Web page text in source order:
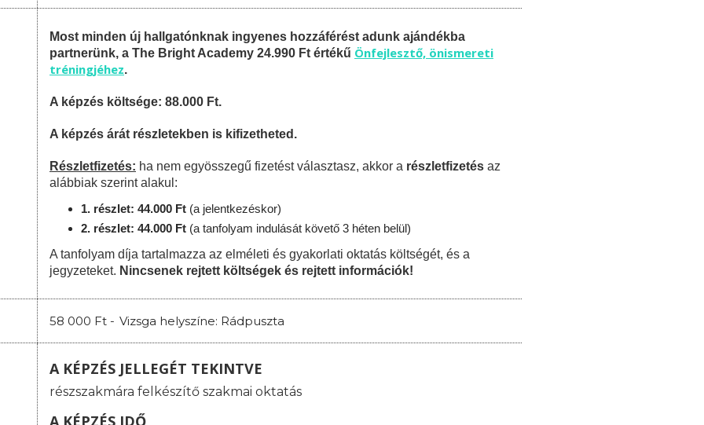
Most minden új hallgatónknak ingyenes hozzáférést adunk ajándékba
partnerünk, a The Bright Academy 24.990 Ft értékű Önfejlesztő, önismereti
tréningjéhez.
A képzés költsége: 88.000 Ft.
A képzés árát részletekben is kifizetheted.
Részletfizetés: ha nem egyösszegű fizetést választasz, akkor a részletfizetés az
alábbiak szerint alakul:
1. részlet: 44.000 Ft (a jelentkezéskor)
2. részlet: 44.000 Ft (a tanfolyam indulását követő 3 héten belül)
A tanfolyam díja tartalmazza az elméleti és gyakorlati oktatás költségét, és a
jegyzeteket. Nincsenek rejtett költségek és rejtett információk!
58 000 Ft - Vizsga helyszíne: Rádpuszta
A KÉPZÉS JELLEGÉT TEKINTVE
részszakmára felkészítő szakmai oktatás
A KÉPZÉS IDŐ